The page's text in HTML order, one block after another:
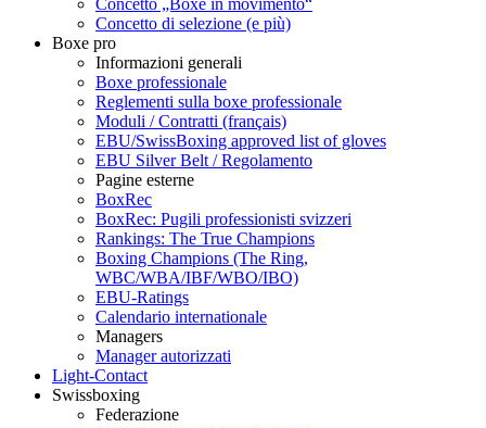
Concetto „Boxe in movimento“
Concetto di selezione (e più)
Boxe pro
Informazioni generali
Boxe professionale
Reglementi sulla boxe professionale
Moduli / Contratti (français)
EBU/SwissBoxing approved list of gloves
EBU Silver Belt / Regolamento
Pagine esterne
BoxRec
BoxRec: Pugili professionisti svizzeri
Rankings: The True Champions
Boxing Champions (The Ring,
WBC/WBA/IBF/WBO/IBO)
EBU-Ratings
Calendario internationale
Managers
Manager autorizzati
Light-Contact
Swissboxing
Federazione